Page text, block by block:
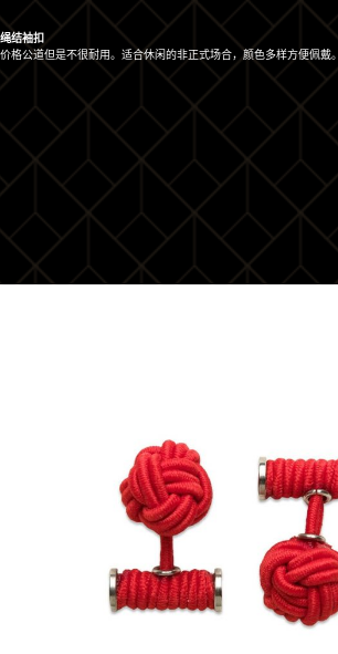
绳结袖扣
价格公道但是不很耐用。适合休闲的非正式场合，颜色多样方便佩戴。